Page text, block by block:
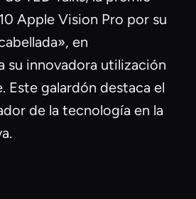
Apple Vision Pro por su
en
su innovadora utilización
Este galardón destaca el
de la tecnología en la